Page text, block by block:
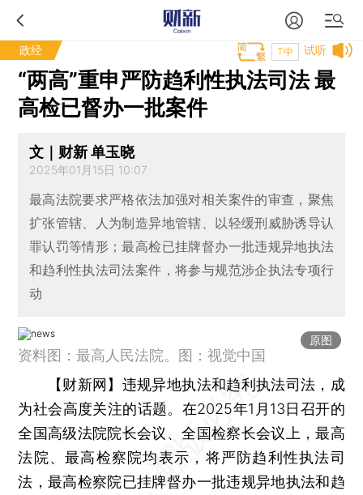
政经 试听
T中
“两高”重申严防趋利性执法司法 最
高检已督办一批案件
文｜财新 单玉晓
2025年01月15日 10:07
最高法院要求严格依法加强对相关案件的审查，聚焦
扩张管辖、人为制造异地管辖、以轻缓刑威胁诱导认
罪认罚等情形；最高检已挂牌督办一批违规异地执法
和趋利性执法司法案件，将参与规范涉企执法专项行
动
原图
资料图：最高人民法院。图：视觉中国
【财新网】 违规异地执法和趋利执法司法，成
为社会高度关注的话题。在2025年1月13日召开的
全国高级法院院长会议、全国检察长会议上，最高
法院、最高检察院均表示，将严防趋利性执法司
法，最高检察院已挂牌督办一批违规异地执法和趋